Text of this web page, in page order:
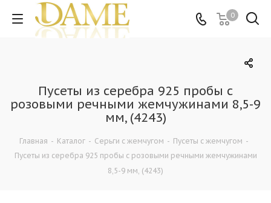
0
Пусеты из серебра 925 пробы с
розовыми речными жемчужинами 8,5-9
мм, (4243)
Главная - Каталог - Серьги с жемчугом - Пусеты с жемчугом -
Пусеты из серебра 925 пробы с розовыми речными жемчужинами
8,5-9 мм, (4243)